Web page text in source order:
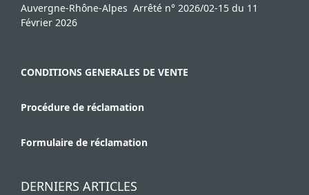
Auvergne-Rhône-Alpes Arrêté n° 2026/02-15 du 11
Février 2026
CONDITIONS GENERALES DE VENTE
Procédure de réclamation
Formulaire de réclamation
DERNIERS ARTICLES